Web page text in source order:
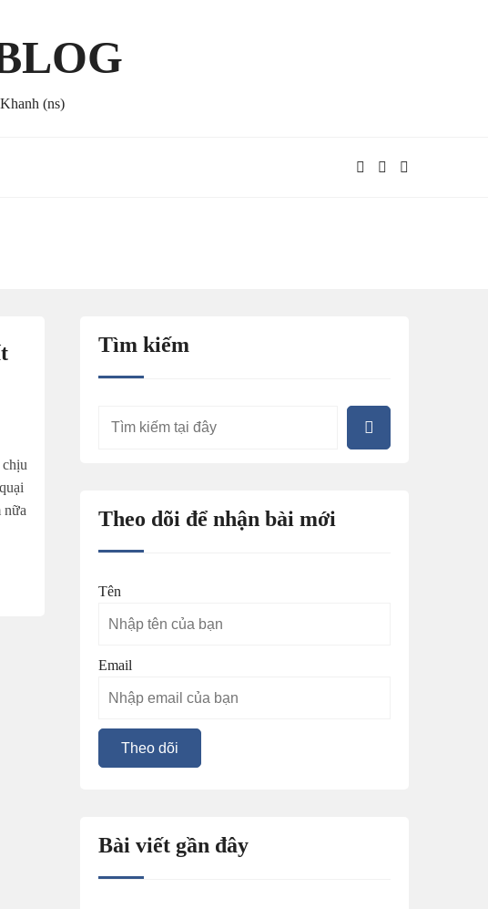
(ns)
nữa
Tìm kiếm
Theo dõi để nhận bài mới
Tên
Email
Bài viết gần đây